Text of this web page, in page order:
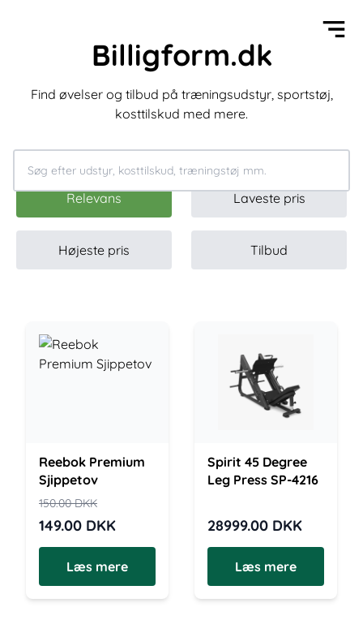
Billigform.dk
Find øvelser og tilbud på træningsudstyr, sportstøj,
kosttilskud med mere.
Relevans Laveste pris
Højeste pris Tilbud
Reebok Premium
Sjippetov
150.00DKK
149.00 DKK
Læs mere
Spirit 45 Degree
Leg Press SP-4216
28999.00 DKK
Læs mere